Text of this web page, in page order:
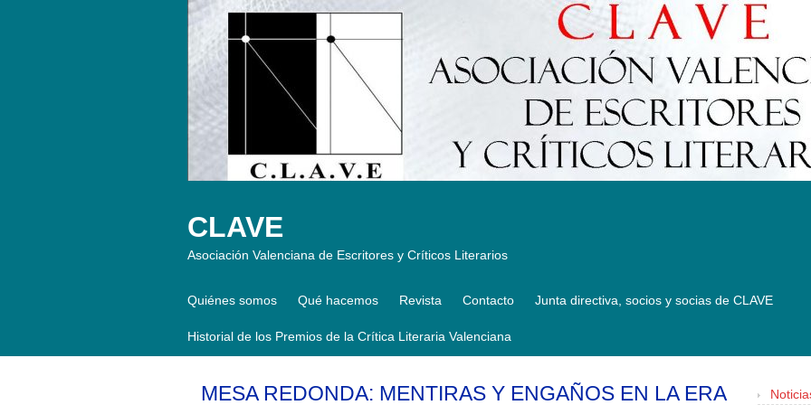
CLAVE
Asociación Valenciana de Escritores y Críticos Literarios
Quiénes somos Qué hacemos Revista Contacto Junta directiva, socios y socias de CLAVE
Historial de los Premios de la Crítica Literaria Valenciana
MESA REDONDA: MENTIRAS Y ENGAÑOS EN LA ERA